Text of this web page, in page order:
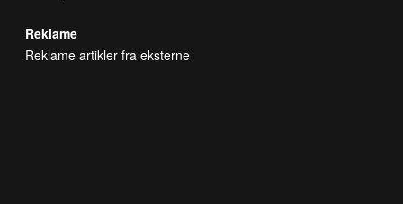
Reklame
Reklame artikler fra eksterne